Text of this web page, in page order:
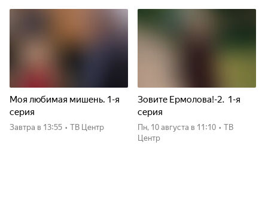
Моя любимая мишень. 1-я
серия
Завтра в 13:55 • ТВ Центр
Зовите Ермолова!-2. 1-я
серия
пн, 10 августа в 11:10 • ТВ
Центр